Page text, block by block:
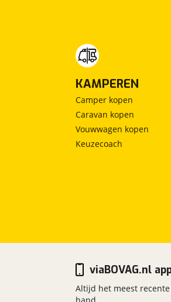
KAMPEREN
Camper kopen
Caravan kopen
Vouwwagen kopen
Keuzecoach
viaBOVAG.nl
Altijd het meest